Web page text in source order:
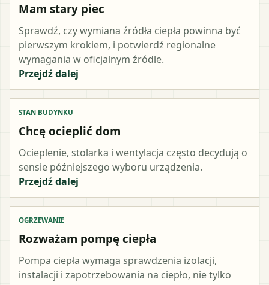
Mam stary piec
Sprawdź, czy wymiana źródła ciepła powinna być
pierwszym krokiem, i potwierdź regionalne
wymagania w oficjalnym źródle.
Przejdź dalej
STAN BUDYNKU
Chcę ocieplić dom
Ocieplenie, stolarka i wentylacja często decydują o
sensie późniejszego wyboru urządzenia.
Przejdź dalej
OGRZEWANIE
Rozważam pompę ciepła
Pompa ciepła wymaga sprawdzenia izolacji,
instalacji i zapotrzebowania na ciepło, nie tylko